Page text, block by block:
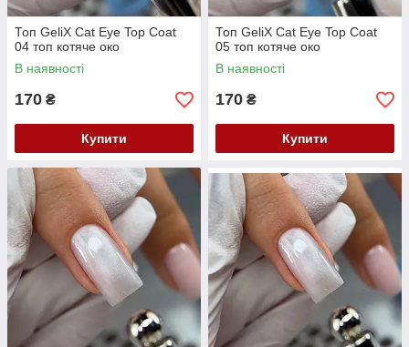
Топ GeliX Cat Eye Top Coat
04 топ котяче око
В наявності
170 ₴
Купити
Топ GeliX Cat Eye Top Coat
05 топ котяче око
В наявності
170 ₴
Купити